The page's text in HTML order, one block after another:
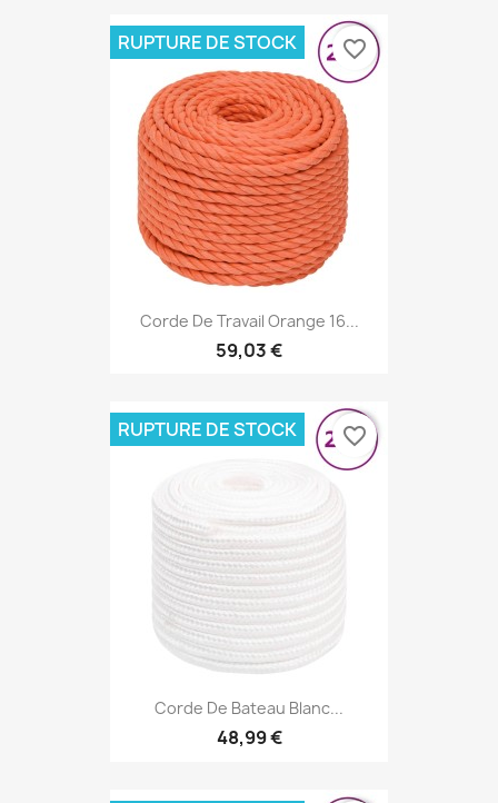
Corde De Travail Orange 16...
59,03 €
RUPTURE DE STOCK favorite_border
Corde De Bateau Blanc...
48,99 €
RUPTURE DE STOCK favorite_border